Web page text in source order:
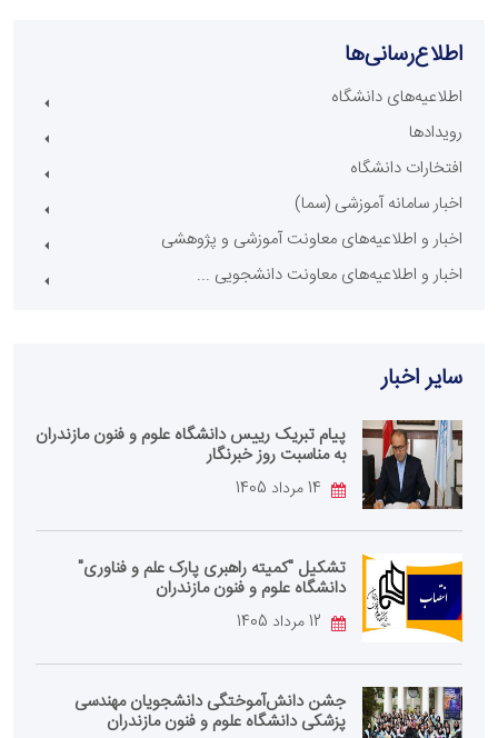
اطلاع‌رسانی‌ها
اطلاعیه‌های دانشگاه
رویدادها
افتخارات دانشگاه
اخبار سامانه آموزشی (سما)
اخبار و اطلاعیه‌های معاونت آموزشی و پژوهشی
اخبار و اطلاعیه‌های معاونت دانشجویی ...
سایر اخبار
پیام تبریک رییس دانشگاه علوم و فنون مازندران
به مناسبت روز خبرنگار
تشکیل "کمیته راهبری پارک علم و فناوری"
دانشگاه علوم و فنون مازندران
جشن دانش‌آموختگی دانشجویان مهندسی
پزشکی دانشگاه علوم و فنون مازندران